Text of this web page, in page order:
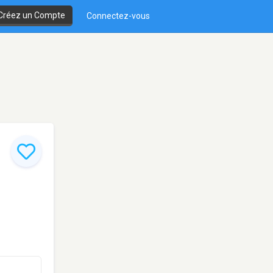
un Compte Connectez-vous